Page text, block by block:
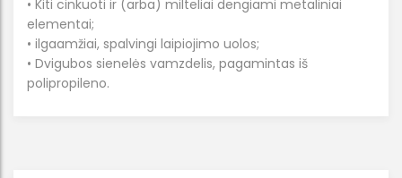
• Kiti cinkuoti ir (arba) milteliai dengiami metaliniai
elementai;
• ilgaamžiai, spalvingi laipiojimo uolos;
• Dvigubos sienelės vamzdelis, pagamintas iš
polipropileno.